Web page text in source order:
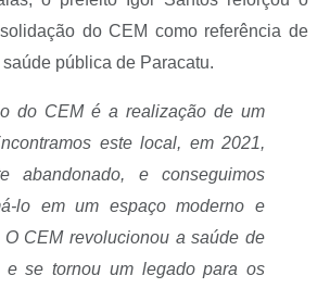
do CEM como referência de
pública de Paracatu.
do CEM é a realização de um
este local, em 2021,
abandonado, e conseguimos
lo em um espaço moderno e
O CEM revolucionou a saúde de
e se tornou um legado para os